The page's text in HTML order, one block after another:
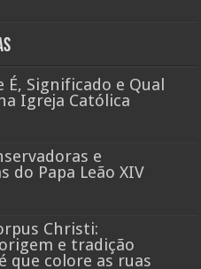
É, Significado e Qual
Igreja Católica
e
do Papa Leão XIV
Christi:
e tradição
que colore as ruas